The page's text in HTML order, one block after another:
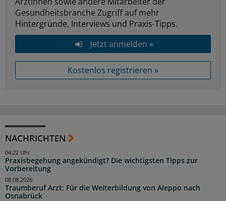
Gesundheitsbranche Zugriff auf mehr
Hintergründe, Interviews und Praxis-Tipps.
Jetzt anmelden »
Kostenlos registrieren »
NACHRICHTEN
Praxisbegehung angekündigt? Die wichtigsten Tipps zur
Vorbereitung
04:22 Uhr
Traumberuf Arzt: Für die Weiterbildung von Aleppo nach
Osnabrück
08.08.2026